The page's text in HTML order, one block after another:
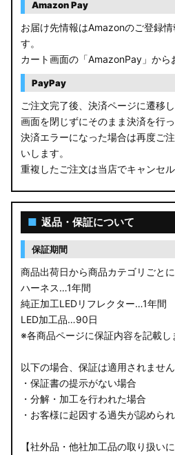
Amazon Pay
お届け先情報はAmazonのご登録
す。
カート画面の「AmazonPay」から
PayPay
ご注文完了後、決済ページに遷移し
画面を閉じずにそのまま決済を行っ
決済エラーになった場合は再度ご
いします。
重複したご注文は当店でキャンセル
■ 返品・保証について
保証期間
商品出荷日から商品カテゴリごと
ハーネス…1年間
純正加工LEDリフレクター…1年間
LED加工品…90日
※各商品ページに保証内容を記載し
以下の場合、保証は適用されません
・保証書の提示がない場合
・分解・加工を行われた場合
・お客様に起因する過失が認めら
【社外品・他社加工品の取り扱いに